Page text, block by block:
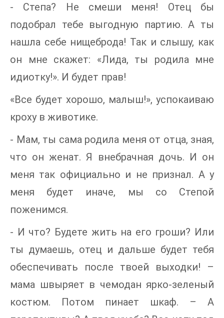
- Степа? Не смеши меня! Отец бы
подобрал тебе выгодную партию. А ты
нашла себе нищеброда! Так и слышу, как
он мне скажет: «Лида, ты родила мне
идиотку!». И будет прав!
«Все будет хорошо, малыш!», успокаиваю
кроху в животике.
- Мам, ты сама родила меня от отца, зная,
что он женат. Я внебрачная дочь. И он
меня так официально и не признал. А у
меня будет иначе, мы со Степой
поженимся.
- И что? Будете жить на его гроши? Или
ты думаешь, отец и дальше будет тебя
обеспечивать после твоей выходки! –
мама швыряет в чемодан ярко-зеленый
костюм. Потом пинает шкаф. – А